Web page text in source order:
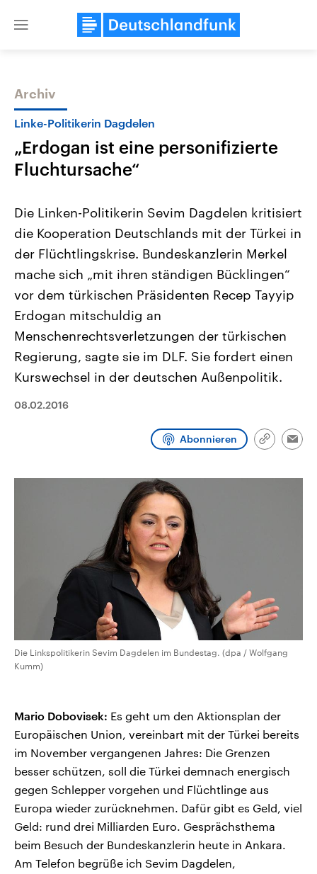
Close
Themen
Landtagswahl Sachsen-Anhalt
2026
Alle Informationen
Sachsen-Anhalt wählt am 6.
September 2026 einen neuen
Landtag. Seit 2021 wird das
Bundesland von einer Koalition aus
CDU, SPD und FDP regiert.-
Umfragen, Prognosen,
und Hintergründe zu den Parteien
und Kandidaten der anstehenden
Wahl.
USA
Aktuelle Beiträge,
Hintergründe
Wirtschaftlich und
gehören die Vereinigten
den mächtigsten Ländern
Sendungen Programm Podcasts
Archiv
Linke-Politikerin Dagdelen
„Erdogan ist eine personifizierte
Fluchtursache“
Die Linken-Politikerin Sevim Dagdelen kritisiert
die Kooperation Deutschlands mit der Türkei in
der Flüchtlingskrise. Bundeskanzlerin Merkel
mache sich „mit ihren ständigen Bücklingen“
vor dem türkischen Präsidenten Recep Tayyip
Erdogan mitschuldig an
Menschenrechtsverletzungen der türkischen
Regierung, sagte sie im DLF. Sie fordert einen
Kurswechsel in der deutschen Außenpolitik.
08.02.2016
Abonnieren
Link
Die Linkspolitikerin Sevim Dagdelen im Bundestag. (dpa / Wolfgang
Kumm)
Mario Dobovisek: Es geht um den Aktionsplan der
Europäischen Union, vereinbart mit der Türkei bereits
im November vergangenen Jahres: Die Grenzen
besser schützen, soll die Türkei demnach energisch
gegen Schlepper vorgehen und Flüchtlinge aus
Europa wieder zurücknehmen. Dafür gibt es Geld, viel
Geld: rund drei Milliarden Euro. Gesprächsthema
beim Besuch der Bundeskanzlerin heute in Ankara.
Am Telefon begrüße ich Sevim Dagdelen,